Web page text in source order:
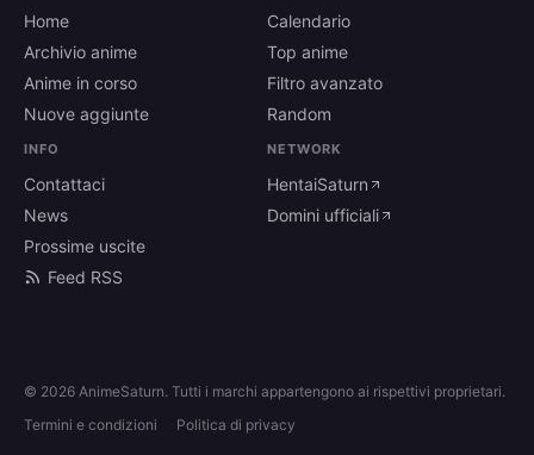
Home
Archivio anime
Anime in corso
Nuove aggiunte
Calendario
Top anime
Filtro avanzato
Random
INFO
Contattaci
News
Prossime uscite
Feed RSS
NETWORK
HentaiSaturn
Domini ufficiali
© 2026 AnimeSaturn. Tutti i marchi appartengono ai rispettivi proprietari.
Termini e condizioni
Politica di privacy